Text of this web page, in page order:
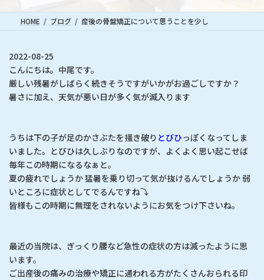
時
:
HOME ブログ 産後の骨盤矯正について思うことを少し
2022-08-25
こんにちは。中尾です。
厳しい残暑がしばらく続きそうですがいかがお過ごしですか？
暑さに加え、天気が悪い日が多く気が滅入ります
うちは下の子が足のかさぶたを掻き破り とびひっぽくなってしま
いました。とびひは久しぶりなのですが、よくよく思い起こせば
毎年この時期になるなぁと。
夏の疲れでしょうか 猛暑を乗り切って気が抜けるんでしょうか 弱
いところに症状としてでるんですね⤵
皆様もこの時期に無理をされないようにお気をつけ下さいね。
最近の当院は、ぎっくり腰など急性の症状の方は減ったように思
います。
ご出産後の痛みの治療や矯正に通われる方がたくさんおられる印